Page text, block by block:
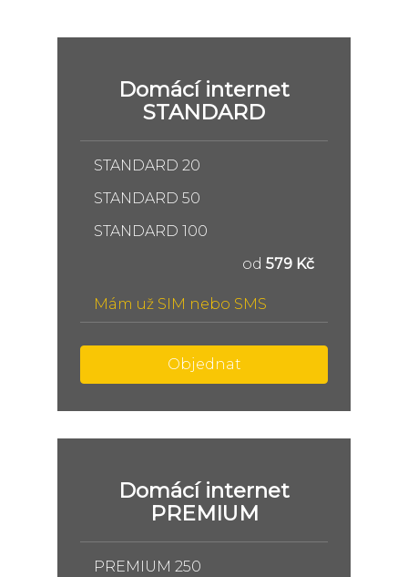
Domácí internet
STANDARD
STANDARD 20
STANDARD 50
STANDARD 100
od 579 Kč
Mám už SIM nebo SMS
Objednat
Domácí internet
PREMIUM
PREMIUM 250